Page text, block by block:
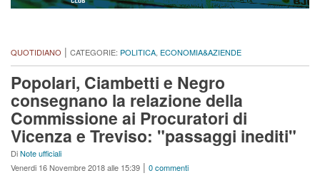
QUOTIDIANO | CATEGORIE: POLITICA, ECONOMIA&AZIENDE
Popolari, Ciambetti e Negro
consegnano la relazione della
Commissione ai Procuratori di
Vicenza e Treviso: "passaggi inediti"
DiNote ufficiali
Venerdi 16 Novembre 2018 alle 15:39 | 0 commenti